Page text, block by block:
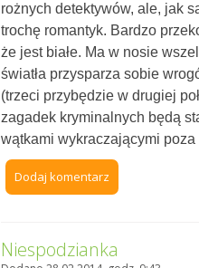
rożnych detektywów, ale, jak
trochę romantyk. Bardzo
że jest białe. Ma w nosie
światła przysparza sobie
(trzeci przybędzie w drugiej
zagadek kryminalnych będą
wątkami wykraczającymi
Dodaj komentarz
Niespodzianka